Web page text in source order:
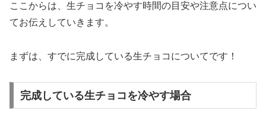
ここからは、生チョコを冷やす時間の目安や注意点につい
てお伝えしていきます。
まずは、すでに完成している生チョコについてです！
完成している生チョコを冷やす場合